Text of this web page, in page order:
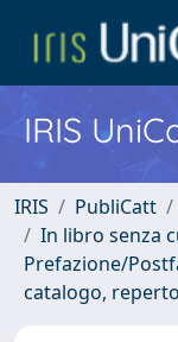
IRIS
IRIS PubliCatt
In libro senza
Prefazione/
catalogo,